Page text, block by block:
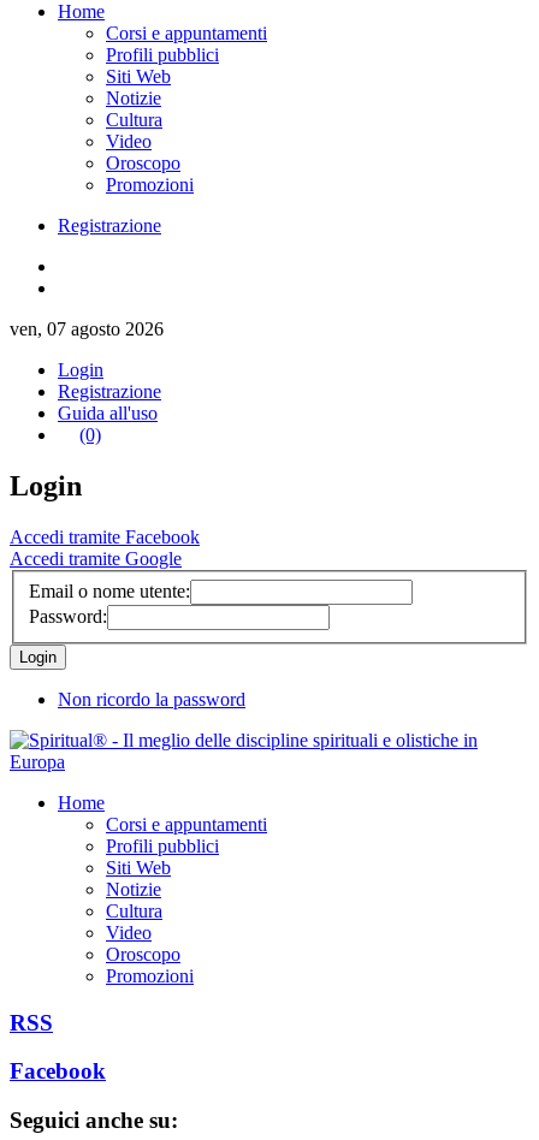
Home
Corsi e appuntamenti
Profili pubblici
Siti Web
Notizie
Cultura
Video
Oroscopo
Promozioni
Registrazione
ven, 07 agosto 2026
Login
Registrazione
Guida all'uso
(0)
Login
Accedi tramite Facebook
Accedi tramite Google
Email o nome utente:
Password:
Non ricordo la password
Home
Corsi e appuntamenti
Profili pubblici
Siti Web
Notizie
Cultura
Video
Oroscopo
Promozioni
RSS
Facebook
Seguici anche su: